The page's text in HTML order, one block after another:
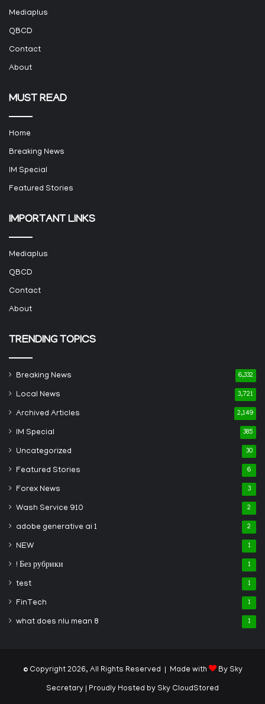
Mediaplus
QBCD
Contact
About
MUST READ
Home
Breaking News
IM Special
Featured Stories
IMPORTANT LINKS
Mediaplus
QBCD
Contact
About
TRENDING TOPICS
Breaking News 6,332
Local News 3,721
Archived Articles 2,149
IM Special 385
Uncategorized 30
Featured Stories 6
Forex News 3
Wash Service 910 2
adobe generative ai 1 2
NEW 1
! Без рубрики 1
test 1
FinTech 1
what does nlu mean 8 1
© Copyright 2026, All Rights Reserved | Made with By Sky
Secretary | Proudly Hosted by Sky CloudStored